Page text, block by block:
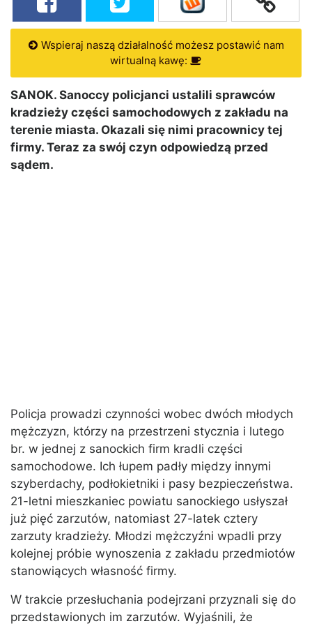
Wspieraj naszą działalność możesz postawić nam
wirtualną kawę:
SANOK. Sanoccy policjanci ustalili sprawców
kradzieży części samochodowych z zakładu na
terenie miasta. Okazali się nimi pracownicy tej
firmy. Teraz za swój czyn odpowiedzą przed
sądem.
Policja prowadzi czynności wobec dwóch młodych
mężczyzn, którzy na przestrzeni stycznia i lutego
br. w jednej z sanockich firm kradli części
samochodowe. Ich łupem padły między innymi
szyberdachy, podłokietniki i pasy bezpieczeństwa.
21-letni mieszkaniec powiatu sanockiego usłyszał
już pięć zarzutów, natomiast 27-latek cztery
zarzuty kradzieży. Młodzi mężczyźni wpadli przy
kolejnej próbie wynoszenia z zakładu przedmiotów
stanowiących własność firmy.
W trakcie przesłuchania podejrzani przyznali się do
przedstawionych im zarzutów. Wyjaśnili, że